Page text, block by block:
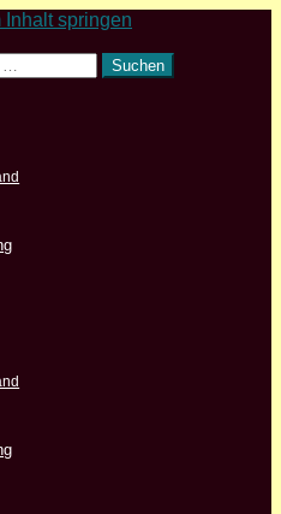
Inhalt springen
Suchen